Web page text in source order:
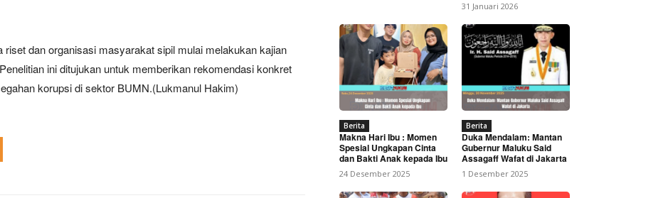
Hartono SH,MH, Jaksa Utama Madya Luncurkan 3 Buku Hukum Pidana
dan organisasi masyarakat sipil mulai melakukan kajian
ini ditujukan untuk memberikan rekomendasi konkret
korupsi di sektor BUMN.(Lukmanul Hakim)
31 Januari 2026
Berita
Makna Hari Ibu : Momen
Spesial Ungkapan Cinta
dan Bakti Anak kepada Ibu
24 Desember 2025
Berita
Duka Mendalam: Mantan
Gubernur Maluku Said
Assagaff Wafat di Jakarta
1 Desember 2025